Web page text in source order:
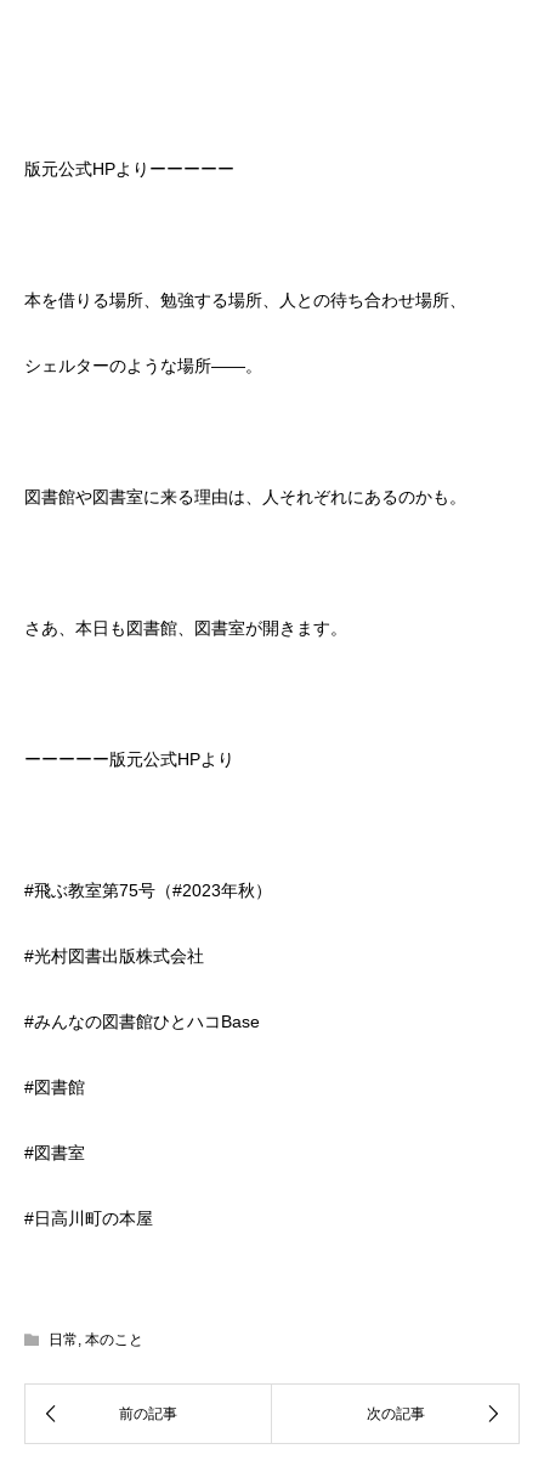
版元公式HPよりーーーーー
本を借りる場所、勉強する場所、人との待ち合わせ場所、
シェルターのような場所――。
図書館や図書室に来る理由は、人それぞれにあるのかも。
さあ、本日も図書館、図書室が開きます。
ーーーーー版元公式HPより
#飛ぶ教室第75号（#2023年秋）
#光村図書出版株式会社
#みんなの図書館ひとハコBase
#図書館
#図書室
#日高川町の本屋
日常, 本のこと